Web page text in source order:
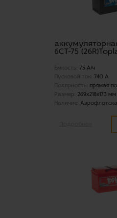
6СТ-75
Емкость: 75 А/ч
Пусковой ток: 740 А
Полярность: прямая
Размер: 269x218x173 мм
Наличие: